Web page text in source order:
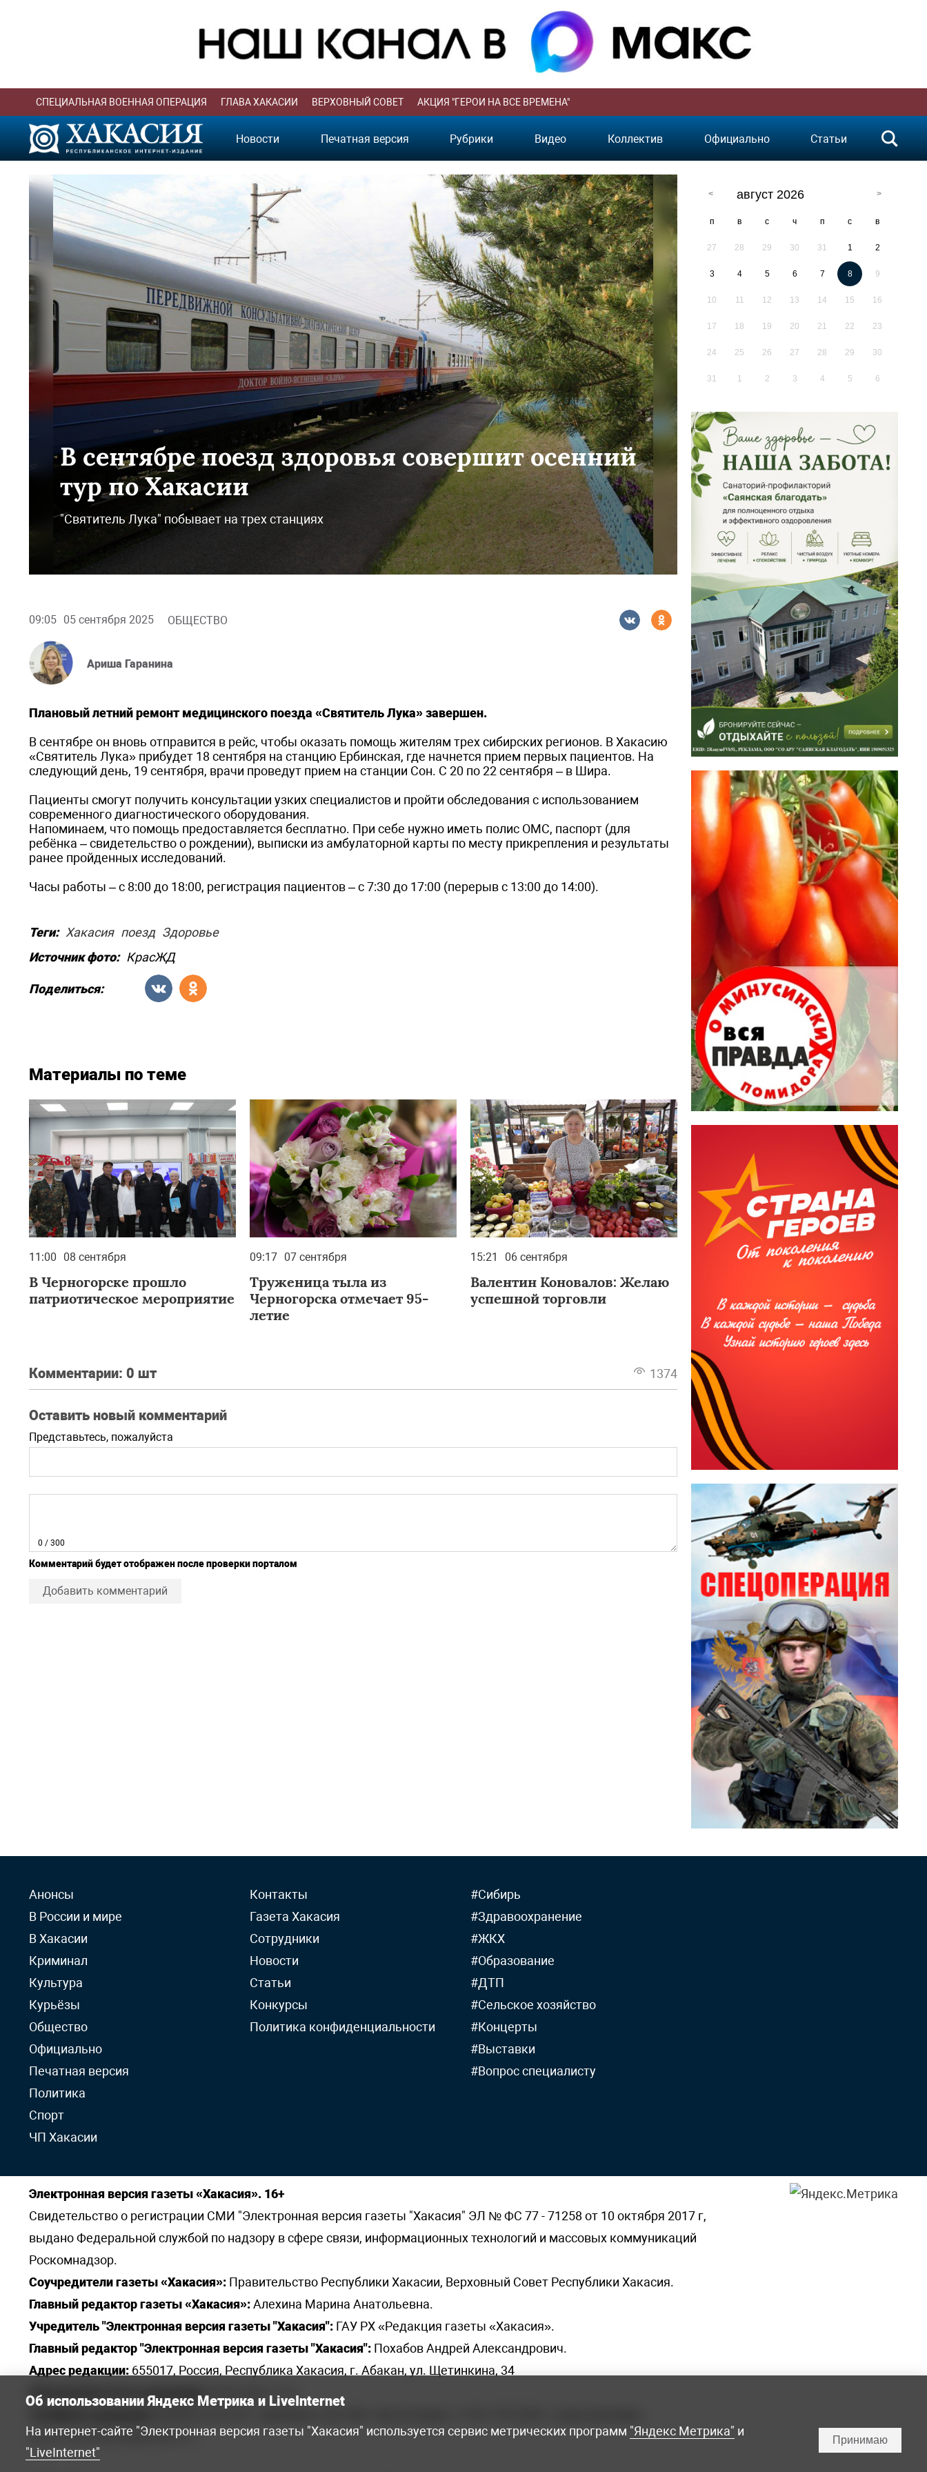
СПЕЦИАЛЬНАЯ ВОЕННАЯ ОПЕРАЦИЯ ГЛАВА ХАКАСИИ ВЕРХОВНЫЙ СОВЕТ АКЦИЯ "ГЕРОИ НА ВСЕ ВРЕМЕНА"
Новости Печатная версия Рубрики Видео Коллектив Официально Статьи
В сентябре поезд здоровья совершит осенний
тур по Хакасии
"Святитель Лука" побывает на трех станциях
09:05 05 сентября 2025 ОБЩЕСТВО
Ариша Гаранина
Плановый летний ремонт медицинского поезда «Святитель Лука» завершен.
В сентябре он вновь отправится в рейс, чтобы оказать помощь жителям трех сибирских регионов. В Хакасию
«Святитель Лука» прибудет 18 сентября на станцию Ербинская, где начнется прием первых пациентов. На
следующий день, 19 сентября, врачи проведут прием на станции Сон. С 20 по 22 сентября – в Шира.
Пациенты смогут получить консультации узких специалистов и пройти обследования с использованием
современного диагностического оборудования.
Напоминаем, что помощь предоставляется бесплатно. При себе нужно иметь полис ОМС, паспорт (для
ребёнка – свидетельство о рождении), выписки из амбулаторной карты по месту прикрепления и результаты
ранее пройденных исследований.
Часы работы – с 8:00 до 18:00, регистрация пациентов – с 7:30 до 17:00 (перерыв с 13:00 до 14:00).
Теги: Хакасия поезд Здоровье
Источник фото: КрасЖД
Поделиться:
Материалы по теме
11:00 08 сентября
В Черногорске прошло
патриотическое мероприятие
09:17 07 сентября
Труженица тыла из
Черногорска отмечает 95-
летие
15:21 06 сентября
Валентин Коновалов: Желаю
успешной торговли
Комментарии: 0 шт 1374
Оставить новый комментарий
Представьтесь, пожалуйста
0 / 300
Комментарий будет отображен после проверки порталом
Добавить комментарий
август 2026
п в с ч п с в
27 28 29 30 31 1 2
3 4 5 6 7 8 9
10 11 12 13 14 15 16
17 18 19 20 21 22 23
24 25 26 27 28 29 30
31 1 2 3 4 5 6
Анонсы
В России и мире
В Хакасии
Криминал
Культура
Курьёзы
Общество
Официально
Печатная версия
Политика
Спорт
ЧП Хакасии
Контакты
Газета Хакасия
Сотрудники
Новости
Статьи
Конкурсы
Политика конфиденциальности
#Сибирь
#Здравоохранение
#ЖКХ
#Образование
#ДТП
#Сельское хозяйство
#Концерты
#Выставки
#Вопрос специалисту
Электронная версия газеты «Хакасия». 16+
Свидетельство о регистрации СМИ "Электронная версия газеты "Хакасия" ЭЛ № ФС 77 - 71258 от 10 октября 2017 г,
выдано Федеральной службой по надзору в сфере связи, информационных технологий и массовых коммуникаций
Роскомнадзор.
Соучредители газеты «Хакасия»: Правительство Республики Хакасии, Верховный Совет Республики Хакасия.
Главный редактор газеты «Хакасия»:Алехина Марина Анатольевна.
Учредитель "Электронная версия газеты "Хакасия": ГАУ РХ «Редакция газеты «Хакасия».
Главный редактор "Электронная версия газеты "Хакасия": Похабов Андрей Александрович.
Адрес редакции: 655017, Россия, Республика Хакасия, г. Абакан, ул. Щетинкина, 34
Электронная почта редакции: khakred@r-19.ru
elena.s.korotkowa@yandex.ru.
Об использовании Яндекс Метрика и LiveInternet
На интернет-сайте "Электронная версия газеты "Хакасия" используется сервис метрических программ "Яндекс Метрика" и
"LiveInternet"
Принимаю